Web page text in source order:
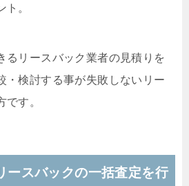
ト。
るリースバック業者の見積りを
・検討する事が失敗しないリー
です。
ースバックの一括査定を行